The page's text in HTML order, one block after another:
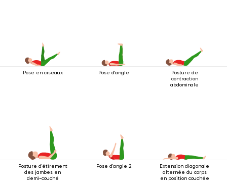
Pose en ciseaux Pose d'angle
Posture de
contraction
abdominale
Posture d'étirement
des jambes en
demi-couché
Pose d'angle 2
Extension diagonale
alternée du corps
en position couchée